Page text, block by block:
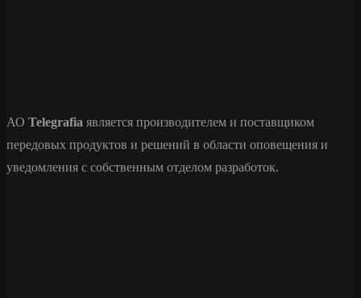
АО Telegrafia является производителем и поставщиком
передовых продуктов и решений в области оповещения и
уведомления с собственным отделом разработок.